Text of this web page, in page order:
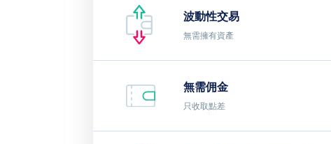
波動性交易
無需擁有資產
無需佣金
只收取點差